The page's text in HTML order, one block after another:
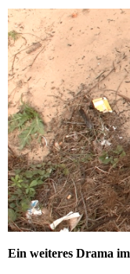
Ein weiteres Drama